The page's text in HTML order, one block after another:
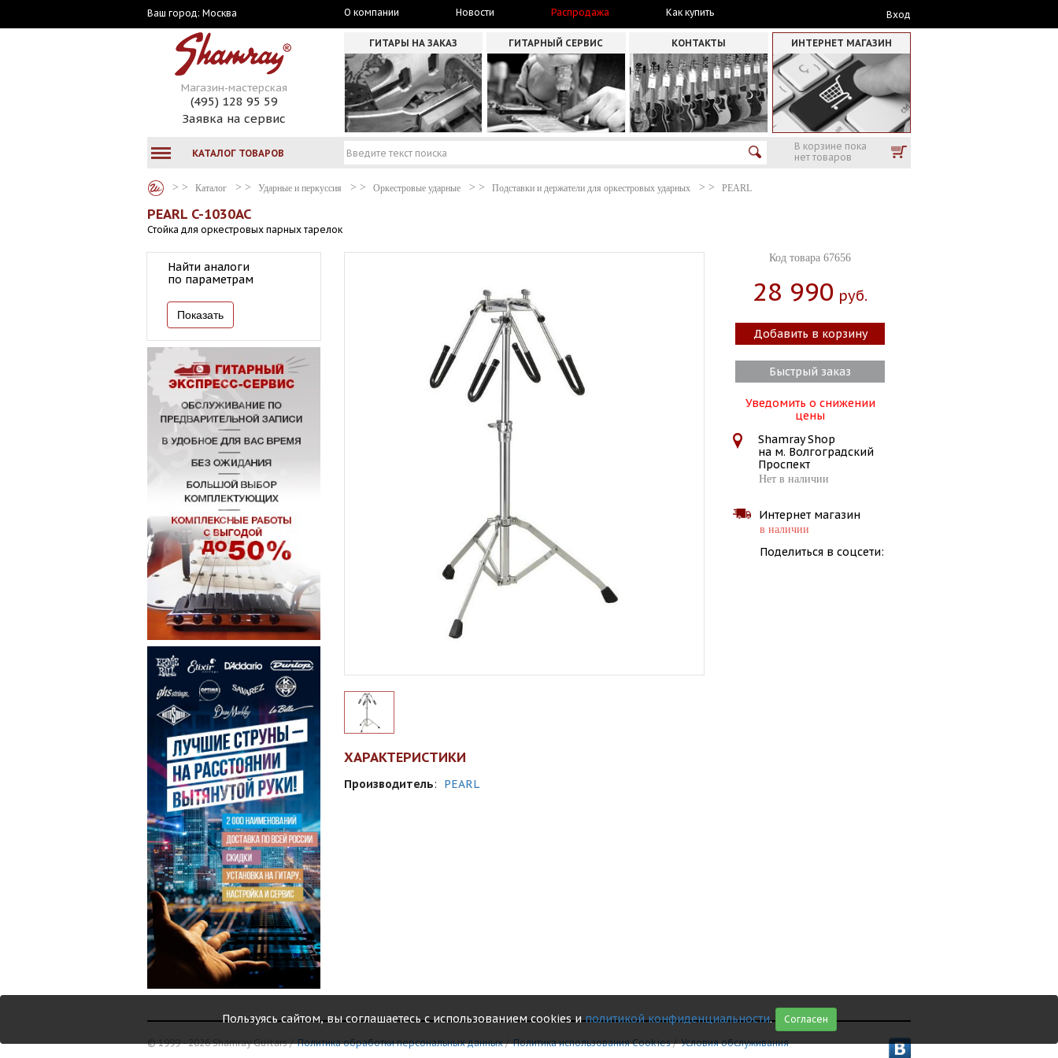
Ваш город: Москва О компании Новости Распродажа Как купить Вход
Магазин-мастерская
(495) 128 95 59
Заявка на сервис
ГИТАРЫ НА ЗАКАЗ ГИТАРНЫЙ СЕРВИС КОНТАКТЫ ИНТЕРНЕТ МАГАЗИН
КАТАЛОГ ТОВАРОВ
В корзине пока
нет товаров
Каталог Ударные и перкуссия Оркестровые ударные Подставки и держатели для оркестровых ударных PEARL
PEARL C-1030AC
Стойка для оркестровых парных тарелок
Найти аналоги
по параметрам
Код товара 67656
28 990 Руб.
Добавить в корзину
Быстрый заказ
Уведомить о снижении
цены
Shamray Shop
на м. Волгоградский
Проспект
Нет в наличии
Интернет магазин
в наличии
Поделиться в соцсети:
ХАРАКТЕРИСТИКИ
Производитель: PEARL
© 1999 - 2026 Shamray Guitars /Политика обработки персональных данных/Политика использования Сookies/Условия обслуживания
Пользуясь сайтом, вы соглашаетесь с использованием cookies иполитикой конфиденциальности. Согласен